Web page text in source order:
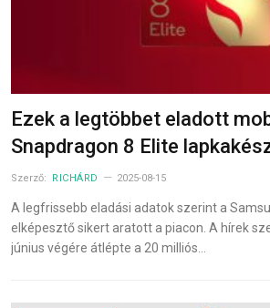
Ezek a legtöbbet eladott
Snapdragon 8 Elite
Szerző: RICHÁRD 2025-08-15
A legfrissebb eladási adatok szerint a
elképesztő sikert aratott a piacon. A hírek
június végére átlépte a 20 milliós…